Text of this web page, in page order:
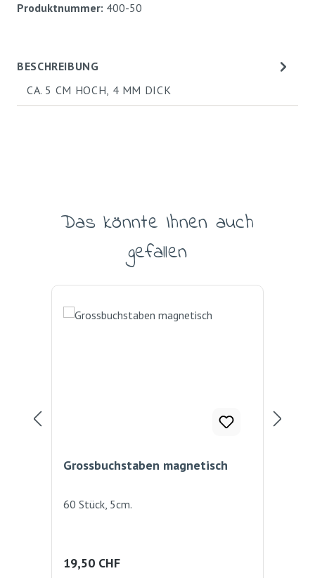
Produktnummer: 400-50
BESCHREIBUNG
CA. 5 CM HOCH, 4 MM DICK
Produktgalerie überspringen
Das könnte Ihnen auch
gefallen
Grossbuchstaben magnetisch
60 Stück, 5cm.
Regulärer Preis:
19,50 CHF